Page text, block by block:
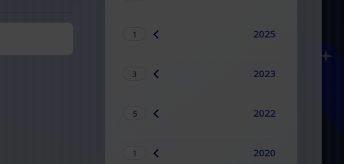
2025
1
2023
3
2022
5
2020
1